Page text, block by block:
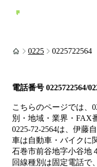
0225 0225722564
電話番号 0225722564/
こちらのページでは、
別・地域・業界・FAX
0225-72-2564は、 伊藤
車は自動車・バイクに
石巻市前谷地字小谷地
回線種別は固定電話で